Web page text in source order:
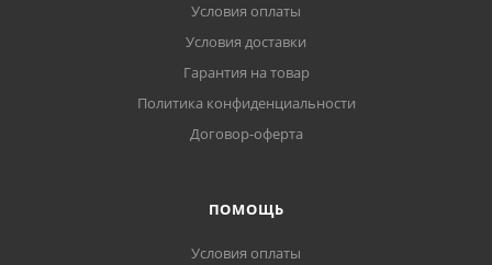
Условия оплаты
Условия доставки
Гарантия на товар
Политика конфиденциальности
Договор-оферта
ПОМОЩЬ
Условия оплаты